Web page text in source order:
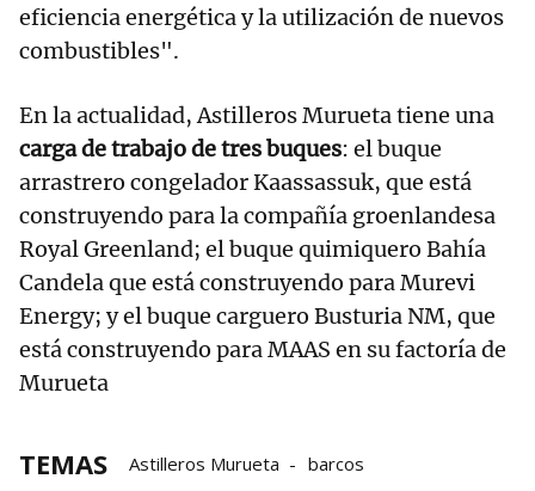
eficiencia energética y la utilización de nuevos
combustibles".
En la actualidad, Astilleros Murueta tiene una
carga de trabajo de tres buques: el buque
arrastrero congelador Kaassassuk, que está
construyendo para la compañía groenlandesa
Royal Greenland; el buque quimiquero Bahía
Candela que está construyendo para Murevi
Energy; y el buque carguero Busturia NM, que
está construyendo para MAAS en su factoría de
Murueta
TEMAS Astilleros Murueta barcos